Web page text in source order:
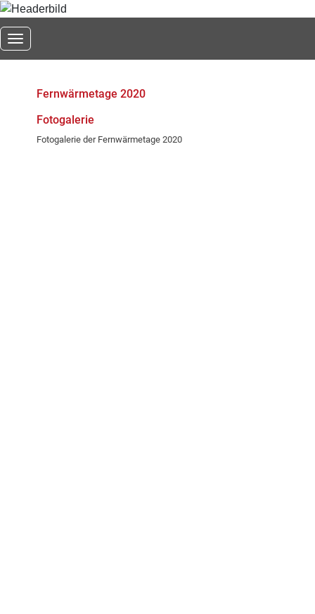
Toggle navigation
Fernwärmetage 2020
Fotogalerie
Fotogalerie der Fernwärmetage 2020